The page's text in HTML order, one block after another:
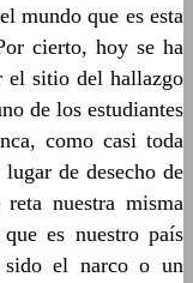
mundo que es esta
cierto, hoy se ha
el sitio del hallazgo
de los estudiantes
como casi toda
de desecho de
nuestra misma
es nuestro país
sido el narco o un